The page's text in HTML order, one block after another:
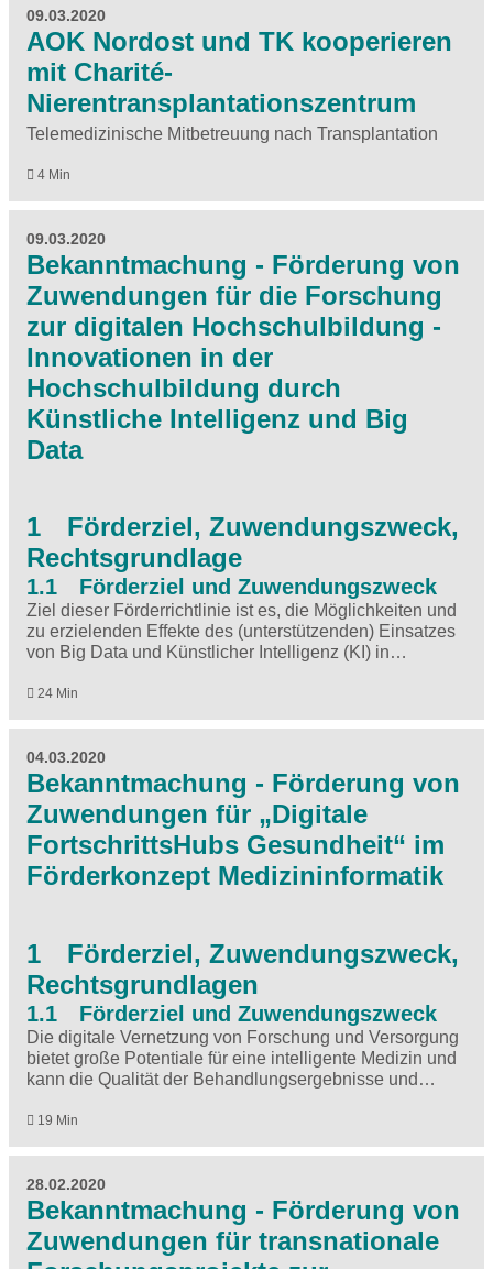
09.03.2020
AOK Nordost und TK kooperieren
mit Charité-
Nierentransplantationszentrum
Telemedizinische Mitbetreuung nach Transplantation
4 Min
09.03.2020
Bekanntmachung - Förderung von
Zuwendungen für die Forschung
zur digitalen Hochschulbildung -
Innovationen in der
Hochschulbildung durch
Künstliche Intelligenz und Big
Data
1 Förderziel, Zuwendungszweck,
Rechtsgrundlage
1.1 Förderziel und Zuwendungszweck
Ziel dieser Förderrichtlinie ist es, die Möglichkeiten und
zu erzielenden Effekte des (unterstützenden) Einsatzes
von Big Data und Künstlicher Intelligenz (KI) in…
24 Min
04.03.2020
Bekanntmachung - Förderung von
Zuwendungen für „Digitale
FortschrittsHubs Gesundheit“ im
Förderkonzept Medizininformatik
1 Förderziel, Zuwendungszweck,
Rechtsgrundlagen
1.1 Förderziel und Zuwendungszweck
Die digitale Vernetzung von Forschung und Versorgung
bietet große Potentiale für eine intelligente Medizin und
kann die Qualität der Behandlungsergebnisse und…
19 Min
28.02.2020
Bekanntmachung - Förderung von
Zuwendungen für transnationale